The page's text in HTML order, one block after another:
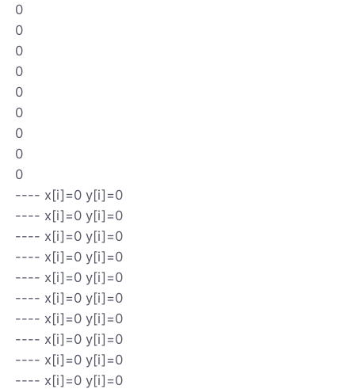
0
0
0
0
0
0
0
0
0
---- x[i]=0 y[i]=0
---- x[i]=0 y[i]=0
---- x[i]=0 y[i]=0
---- x[i]=0 y[i]=0
---- x[i]=0 y[i]=0
---- x[i]=0 y[i]=0
---- x[i]=0 y[i]=0
---- x[i]=0 y[i]=0
---- x[i]=0 y[i]=0
---- x[i]=0 y[i]=0